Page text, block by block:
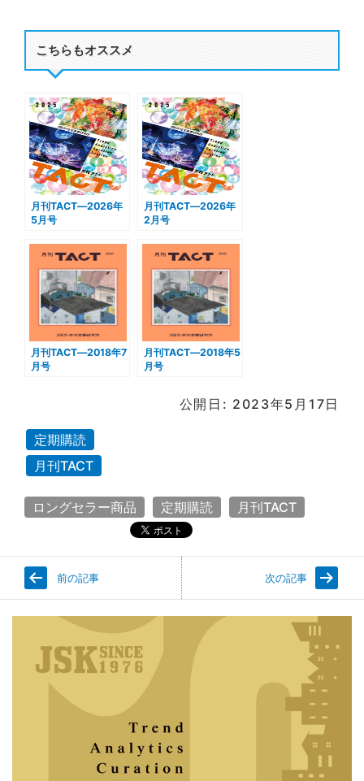
プ】 海外失速も国内伸ばし過去最高更新～ 25年
度決算 棟数減少が続く中、過去最高更新が多数
70万戸時代の始まり 法改正ショ
月刊TACT―2026年4月号
(4/15/2026)
【1．今月の焦点】 【2．トピック・ズームアッ
ホームと合人社計画研究所、マンション管理の合
弁会社設立 ミサワホームの供給してきたマンショ
ン資産～合弁会社と事業間連携によるシ
月刊TACT―2026年3月号
【1．今月の焦点】 【2．トピック・ズームアッ
プ】 住生活基本計画が示唆するストック価値の最
大化 2035年には耐震不足のストックを無くし、
ストック平均で省エネ基準を達成 高齢者・子育て
世帯向けの住まいを確保 住宅の安定
月刊TACT―2026年2月号
(2/16/2026)
【1．今月の焦点】 【2．トピック・ズームアッ
プ】 2026年の市場攻防～新築vs中古 首都圏のマ
ンション市場が激変、中古流通が新築の2.2倍へ
価格＋選択肢が広い中古の優位性 中古戸建市場も
急拡大～マンションよりも価格
…続きを読む
月刊TACT―2026年1月号
(1/16/2026)
こちらもオススメ
月刊TACT―2026年
5月号
月刊TACT―2026年
2月号
月刊TACT―2018年7
月号
月刊TACT―2018年5
月号
公開日: 2023年5月17日
定期購読
月刊TACT
ロングセラー商品 定期購読 月刊TACT
前の記事 次の記事